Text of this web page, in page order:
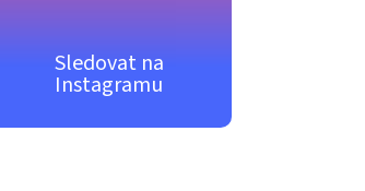
Sledovat na
Instagramu